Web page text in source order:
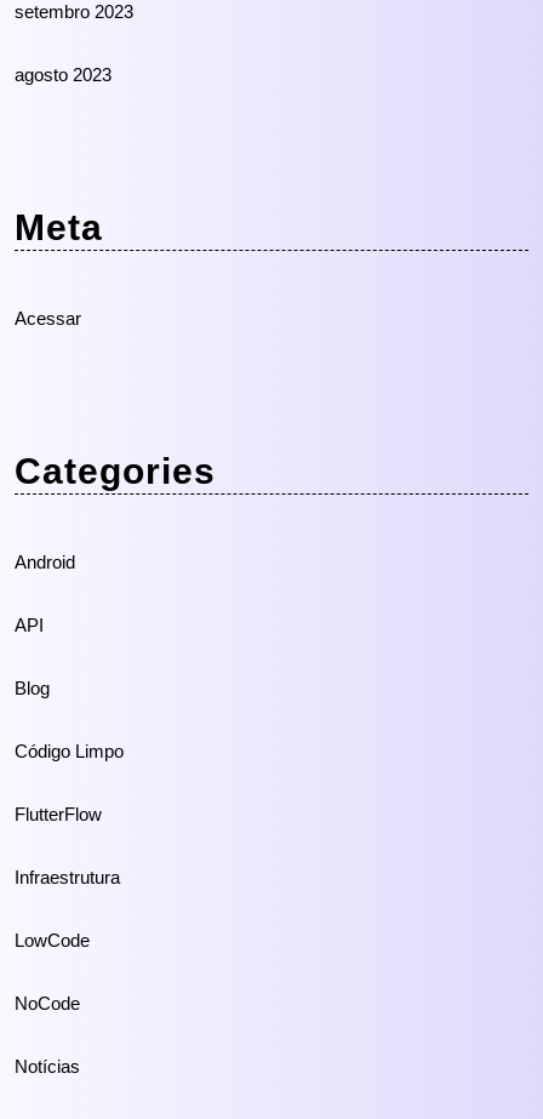
setembro 2023
agosto 2023
Meta
Acessar
Categories
Android
API
Blog
Código Limpo
FlutterFlow
Infraestrutura
LowCode
NoCode
Notícias